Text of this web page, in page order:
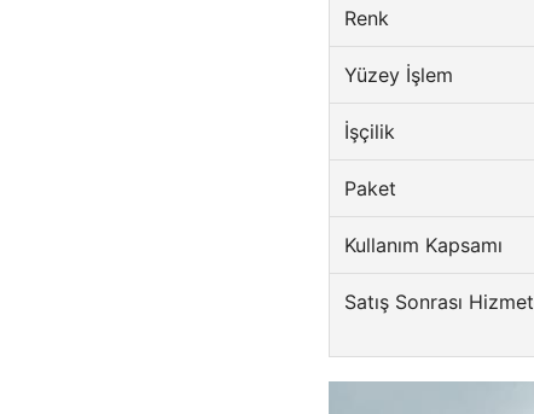
Renk
Yüzey İşlem
İşçilik
Paket
Kullanım Kapsamı
Satış Sonrası Hizmet